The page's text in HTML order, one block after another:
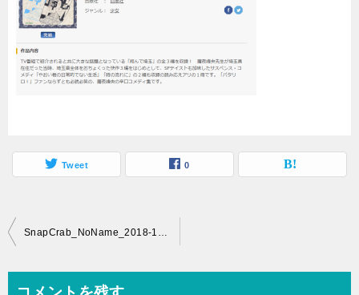
Tweet 0
投
SnapCrab_NoName_2018-10-31_19-30-32_No-00